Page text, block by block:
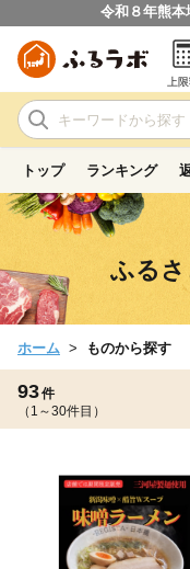
令和８年熊本
上
トップ ランキング
ふるさ
ホーム ものから探す
93件
（1～30件目）